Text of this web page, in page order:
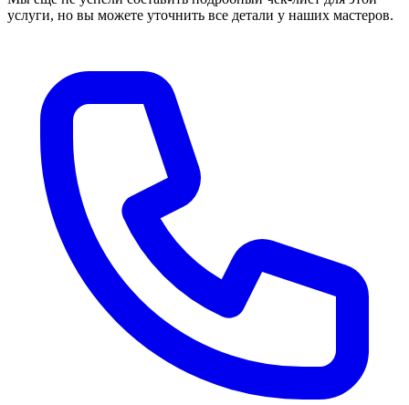
услуги, но вы можете уточнить все детали у наших мастеров.